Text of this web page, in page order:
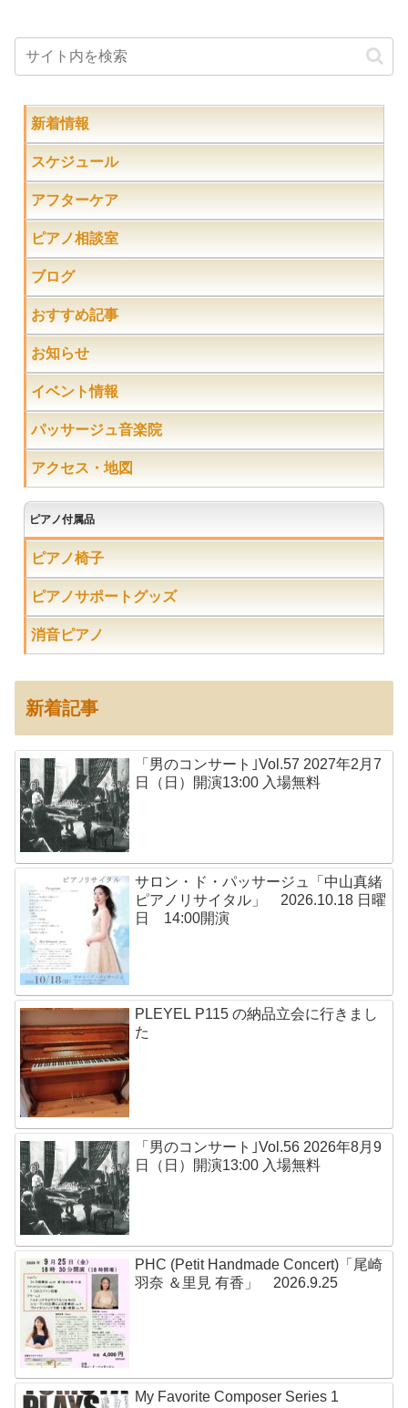
新着情報
スケジュール
アフターケア
ピアノ相談室
ブログ
おすすめ記事
お知らせ
イベント情報
パッサージュ音楽院
アクセス・地図
ピアノ付属品
ピアノ椅子
ピアノサポートグッズ
消音ピアノ
新着記事
「男のコンサート｣Vol.57 2027年2月7
日（日）開演13:00 入場無料
サロン・ド・パッサージュ「中山真緒
ピアノリサイタル」 2026.10.18 日曜
日 14:00開演
PLEYEL P115 の納品立会に行きまし
た
「男のコンサート｣Vol.56 2026年8月9
日（日）開演13:00 入場無料
PHC (Petit Handmade Concert)「尾崎
羽奈 ＆里見 有香」 2026.9.25
My Favorite Composer Series 1